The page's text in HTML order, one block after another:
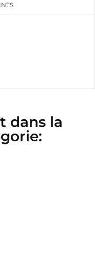
dans la